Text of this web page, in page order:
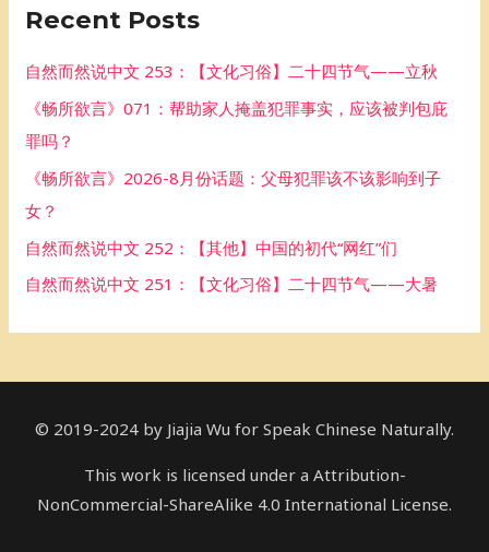
c
f
r
Recent Posts
自然而然说中文 253：【文化习俗】二十四节气——立秋
《畅所欲言》071：帮助家人掩盖犯罪事实，应该被判包庇
罪吗？
《畅所欲言》2026-8月份话题：父母犯罪该不该影响到子
女？
自然而然说中文 252：【其他】中国的初代“网红”们
自然而然说中文 251：【文化习俗】二十四节气——大暑
© 2019-2024 by Jiajia Wu for Speak Chinese Naturally.
This work is licensed under a Attribution-
NonCommercial-ShareAlike 4.0 International License.